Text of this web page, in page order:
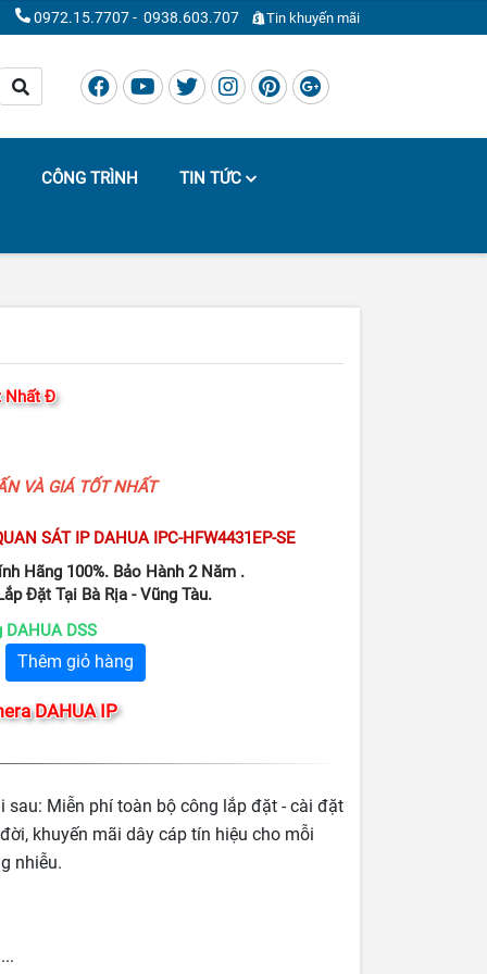
0972.15.7707- 0938.603.707 Tin khuyến mãi
CÔNG TRÌNH TIN TỨC
Nhất Đ
VÀ GIÁ TỐT NHẤT
SÁT IP DAHUA IPC-HFW4431EP-SE
Hãng 100%. Bảo Hành 2 Năm .
Đặt Tại Bà Rịa - Vũng Tàu.
DSS
Thêm giỏ hàng
DAHUA IP
Miễn phí toàn bộ công lắp đặt - cài đặt
khuyến mãi dây cáp tín hiệu cho mỗi
nhiễu.